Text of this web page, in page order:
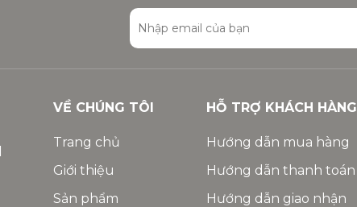
VỀ CHÚNG TÔI
Trang chủ
Giới thiệu
Sản phẩm
HỖ TRỢ KHÁCH HÀNG
Hướng dẫn mua hàng
Hướng dẫn thanh toán
Hướng dẫn giao nhận